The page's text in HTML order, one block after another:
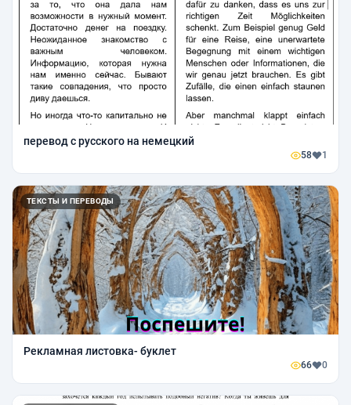
перевод с русского на немецкий
58 1
ТЕКСТЫ И ПЕРЕВОДЫ
Рекламная листовка- буклет
66 0